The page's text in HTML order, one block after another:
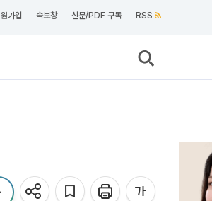
가입 속보창 신문/PDF 구독 RSS